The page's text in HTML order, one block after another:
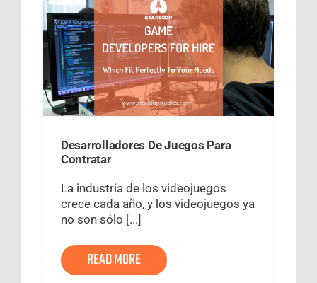
Desarrolladores De Juegos Para
Contratar
La industria de los videojuegos
crece cada año, y los videojuegos ya
no son sólo [...]
READ MORE